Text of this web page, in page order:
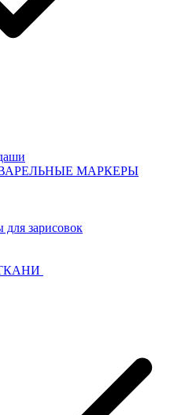
МАРКЕРЫ
зарисовок